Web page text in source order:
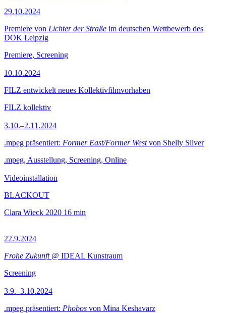
29.10.2024
Premiere von Lichter der Straße im deutschen Wettbewerb des
DOK Leipzig
Premiere, Screening
10.10.2024
FILZ entwickelt neues Kollektivfilmvorhaben
FILZ kollektiv
3.10.–2.11.2024
.mpeg präsentiert: Former East/Former Westvon Shelly Silver
.mpeg, Ausstellung, Screening, Online
Videoinstallation
BLACKOUT
Clara Wieck 2020 16 min
22.9.2024
Frohe Zukunft@ IDEAL Kunstraum
Screening
3.9.–3.10.2024
.mpeg präsentiert: Phobos von Mina Keshavarz